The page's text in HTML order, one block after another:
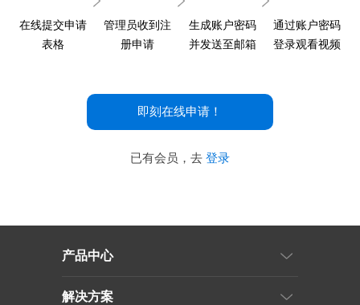
在线提交申请
表格
管理员收到注
册申请
生成账户密码
并发送至邮箱
通过账户密码
登录观看视频
即刻在线申请！
已有会员，去登录
产品中心
解决方案